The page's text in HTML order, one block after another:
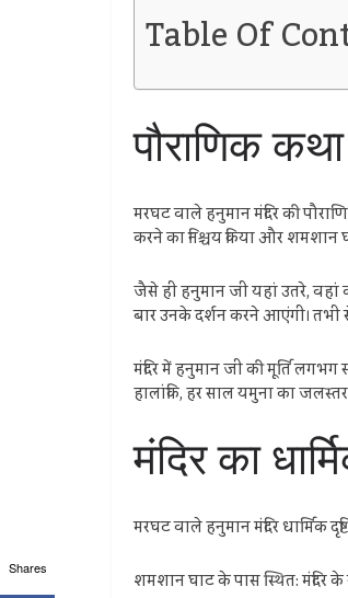
Table Of
पौराणिक
मरघट वाले हनुमान मंदिर की
करने का निश्चय किया और शमशान
जैसे ही हनुमान जी यहां उतरे,
बार उनके दर्शन करने आएंगी। तभी
मंदिर में हनुमान जी की मूर्ति
हालांकि, हर साल यमुना का
मंदिर का
मरघट वाले हनुमान मंदिर धार्मिक
शमशान घाट के पास स्थित: मंदिर
Shares